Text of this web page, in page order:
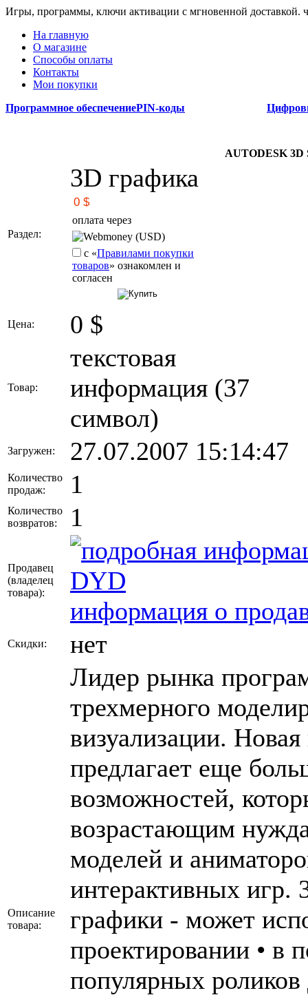
Игры, программы, ключи активации с мгновенной доставкой.
На главную
О магазине
Способы оплаты
Контакты
Мои покупки
Программное обеспечениеPIN-коды
AUTODESK 3D
Раздел:
3D графика
оплата через
Webmoney (USD)
с «Правилами покупки
товаров» ознакомлен и
согласен
Цена: 0 $
Товар:
текстовая
информация (37
символ)
Загружен: 27.07.2007 15:14:47
Количество
продаж:
1
Количество
возвратов:
1
Продавец
(владелец
товара):
DYD
информация о
Скидки: нет
Описание
товара:
Лидер рынка
трехмерного
визуализации.
предлагает еще
возможностей,
возрастающим
моделей и
интерактивных игр.
графики - может
проектировании • в
популярных роликов